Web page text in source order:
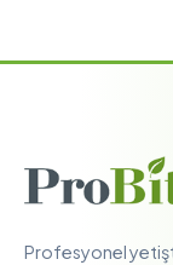
Profesyonel